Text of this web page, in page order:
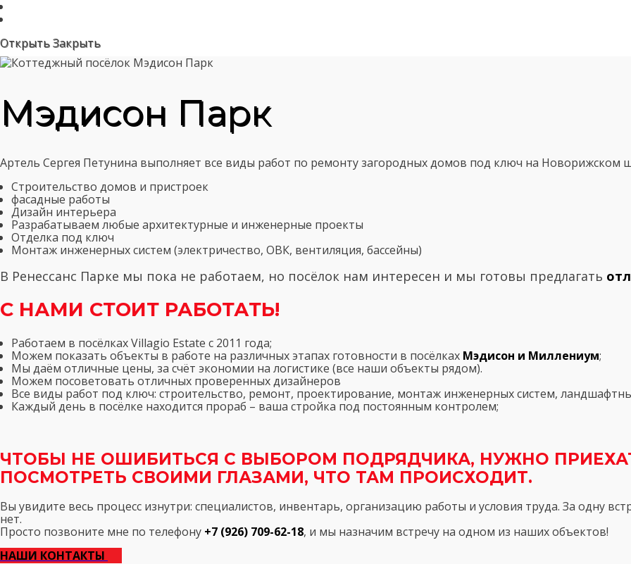
ОткрытьЗакрыть
Мэдисон Парк
Артель Сергея Петунина выполняет все виды работ по ремонту загородных домов под ключ на Новорижском
Строительство домов и пристроек
фасадные работы
Дизайн интерьера
Разрабатываем любые архитектурные и инженерные проекты
Отделка под ключ
Монтаж инженерных систем (электричество, ОВК, вентиляция, бассейны)
В Ренессанс Парке мы пока не работаем, но посёлок нам интересен и мы готовы предлагать
С НАМИ СТОИТ РАБОТАТЬ!
Работаем в посёлках Villagio Estate с 2011 года;
Можем показать объекты в работе на различных этапах готовности в посёлках Мэдисон и Миллениум;
Мы даём отличные цены, за счёт экономии на логистике (все наши объекты рядом).
Можем посоветовать отличных проверенных дизайнеров
Все виды работ под ключ: строительство, ремонт, проектирование, монтаж инженерных систем,
Каждый день в посёлке находится прораб – ваша стройка под постоянным контролем;
ЧТОБЫ НЕ ОШИБИТЬСЯ С ВЫБОРОМ ПОДРЯДЧИКА, НУЖНО
ПОСМОТРЕТЬ СВОИМИ ГЛАЗАМИ, ЧТО ТАМ ПРОИСХОДИТ.
Вы увидите весь процесс изнутри: специалистов, инвентарь, организацию работы и условия труда. За одну
нет.
Просто позвоните мне по телефону +7 (926) 709-62-18, и мы назначим встречу на одном из наших объектов!
НАШИ КОНТАКТЫ